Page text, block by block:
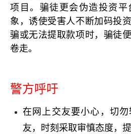
项目。骗徒更会伪造投资平
象，诱使受害人不断加码投
骗或无法提取款项时，骗徒
卷走。
警方呼吁
在网上交友要小心，切
友，时刻采取审慎态度，提